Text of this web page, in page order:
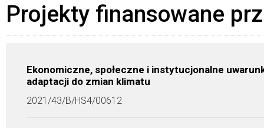
Projekty finansowane
Ekonomiczne, społeczne i instytucjonalne
adaptacji do zmian klimatu
2021/43/B/HS4/00612